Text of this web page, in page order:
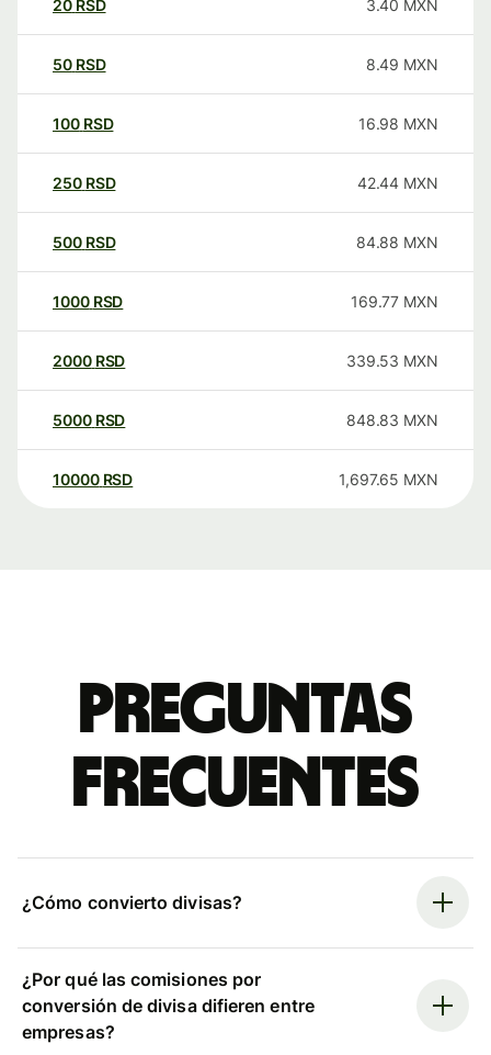
20 RSD 3.40 MXN
50 RSD 8.49 MXN
100 RSD 16.98 MXN
250 RSD 42.44 MXN
500 RSD 84.88 MXN
1000 RSD 169.77 MXN
2000 RSD 339.53 MXN
5000 RSD 848.83 MXN
10000 RSD 1,697.65 MXN
Preguntas
frecuentes
¿Cómo convierto divisas?
¿Por qué las comisiones por
conversión de divisa difieren entre
empresas?